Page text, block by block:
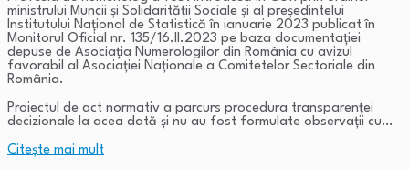
ministrului Muncii și Solidarității Sociale și al președintelui
Institutului Național de Statistică în ianuarie 2023 publicat în
Monitorul Oficial nr. 135/16.II.2023 pe baza documentației
depuse de Asociația Numerologilor din România cu avizul
favorabil al Asociației Naționale a Comitetelor Sectoriale din
România.
Proiectul de act normativ a parcurs procedura transparenței
decizionale la acea dată și nu au fost formulate observații cu…
Citeşte mai mult